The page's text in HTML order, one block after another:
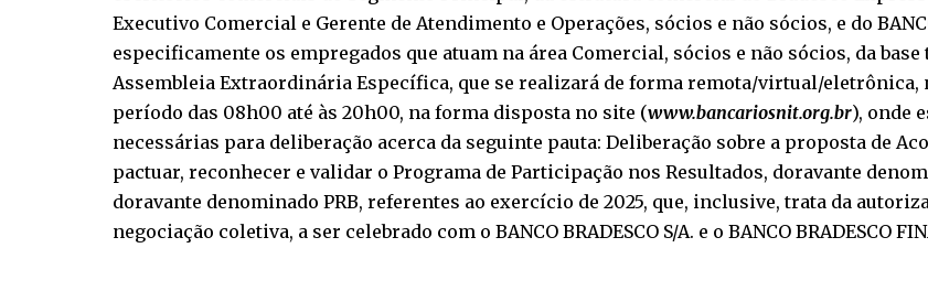
Executivo Comercial e Gerente de Atendimento e Operações, sócios e não sócios, e do
especificamente os empregados que atuam na área Comercial, sócios e não sócios, da
Assembleia Extraordinária Específica, que se realizará de forma remota/virtual/eletrônica,
período das 08h00 até às 20h00, na forma disposta no site (www.bancariosnit.org.br), onde
necessárias para deliberação acerca da seguinte pauta: Deliberação sobre a proposta de
pactuar, reconhecer e validar o Programa de Participação nos Resultados, doravante
doravante denominado PRB, referentes ao exercício de 2025, que, inclusive, trata da
negociação coletiva, a ser celebrado com o BANCO BRADESCO S/A. e o BANCO BRADESCO